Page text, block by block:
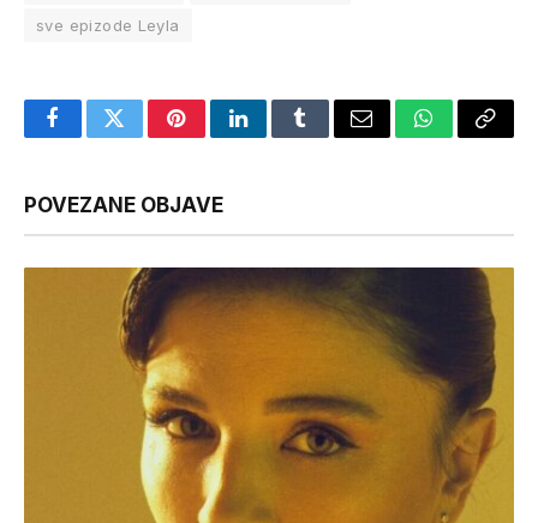
sve epizode Leyla
FacebookTwitterPinterestLinkedInTumblrEmail WhatsApp
Copy
POVEZANE OBJAVE